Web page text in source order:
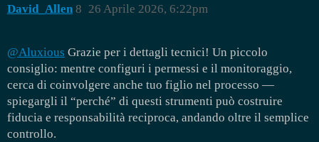
David_Allen 26 Aprile 2026, 6:22pm
8
@Aluxious Grazie per i dettagli tecnici! Un piccolo
consiglio: mentre configuri i permessi e il monitoraggio,
cerca di coinvolgere anche tuo figlio nel processo —
spiegargli il “perché” di questi strumenti può costruire
fiducia e responsabilità reciproca, andando oltre il semplice
controllo.